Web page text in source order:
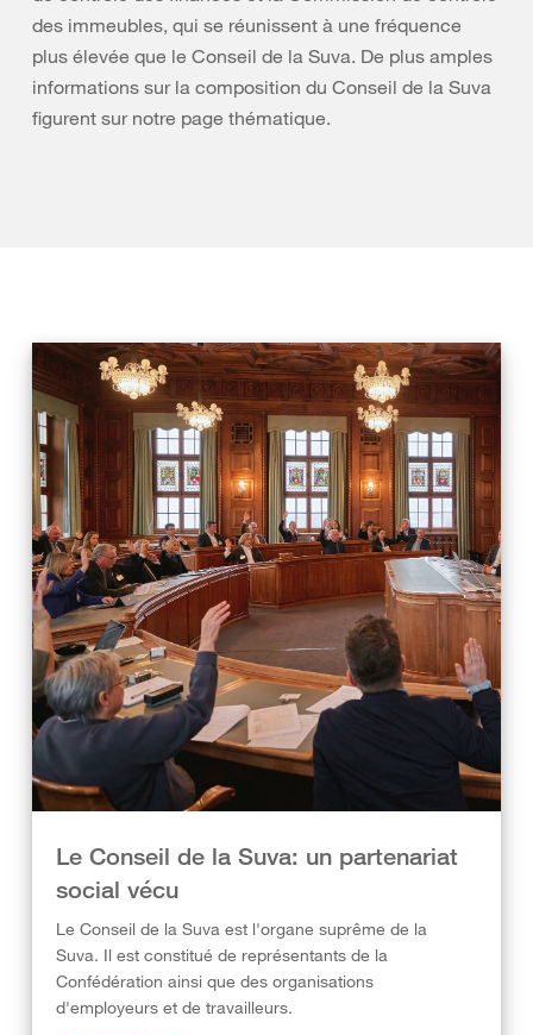
des immeubles, qui se réunissent à une fréquence
plus élevée que le Conseil de la Suva. De plus amples
informations sur la composition du Conseil de la Suva
figurent sur notre page thématique.
Le Conseil de la Suva: un partenariat
social vécu​
Le Conseil de la Suva est l'organe suprême de la
Suva. Il est constitué de représentants de la
Confédération ainsi que des organisations
d'employeurs et de travailleurs.